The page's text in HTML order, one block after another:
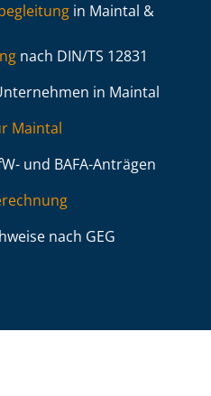
in Maintal &
nach DIN/TS 12831
in Maintal
Maintal
und BAFA-Anträgen
nach GEG